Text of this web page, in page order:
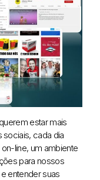
estar mais
cada dia
line, um ambiente
para nossos
entender suas